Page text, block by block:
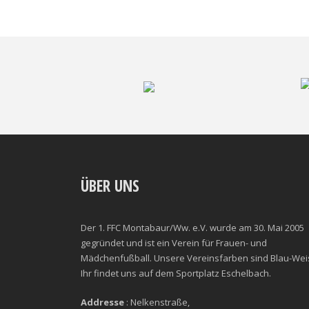
ÜBER UNS
Der 1. FFC Montabaur/Ww. e.V. wurde am 30. Mai 2005
gegründet und ist ein Verein für Frauen- und
Mädchenfußball. Unsere Vereinsfarben sind Blau-
Ihr findet uns auf dem Sportplatz Eschelbach.
Addresse : Nelkenstraße,